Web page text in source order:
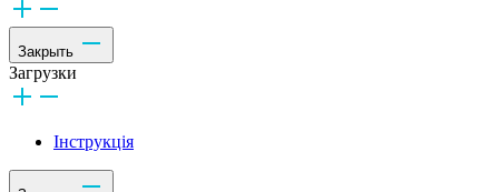
Закрыть
Загрузки
Інструкція